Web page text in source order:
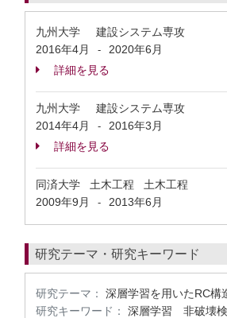
九州大学 建設システム専攻
2016年4月
-
2020年6月
詳細を見る
九州大学 建設システム専攻
2014年4月
-
2016年3月
詳細を見る
同済大学 土木工程 土木工程
2009年9月
- 2013年6月
研究テーマ・研究キーワード
研究テーマ：
深層学習を用いたRC構
研究キーワード：
深層学習 非破壊